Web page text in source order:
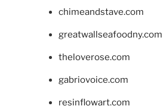
chimeandstave.com
greatwallseafoodny.com
theloverose.com
gabriovoice.com
resinflowart.com